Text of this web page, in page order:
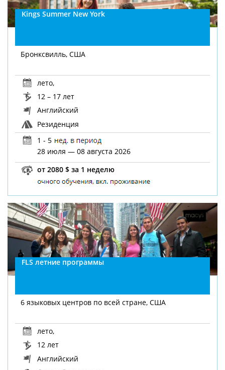
Kings Summer New York
Бронксвилль, США
лето,
12 – 17 лет
Английский
Резиденция
1 - 5
28 июля — 08 августа 2026
от 2080 $ за 1 неделю
FLS летние программы
6 языковых центров по всей стране, США
лето,
12 лет
Английский